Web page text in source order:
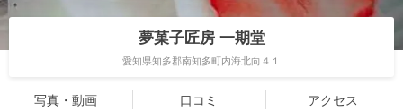
夢菓子匠房 一期堂
愛知県知多郡南知多町内海北向４１
写真・動画 口コミ アクセス